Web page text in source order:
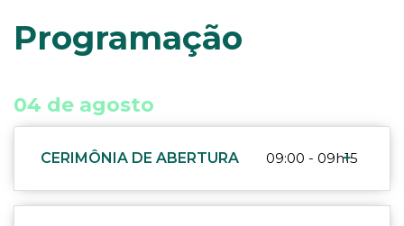
Programação
04 de agosto
CERIMÔNIA DE ABERTURA 09:00 - 09h15
+